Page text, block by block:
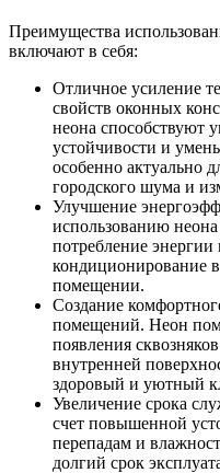
Преимущества
включают в себя:
Отличное усиление
свойств оконных
неона способствуют
устойчивости и
особенно актуально
городского шума и
Улучшение
использованию неона
потребление энергии
кондиционирование
помещении.
Создание
помещений. Неон
появления
внутренней
здоровый и уютный
Увеличение срока
счет повышенной
перепадам и
долгий срок